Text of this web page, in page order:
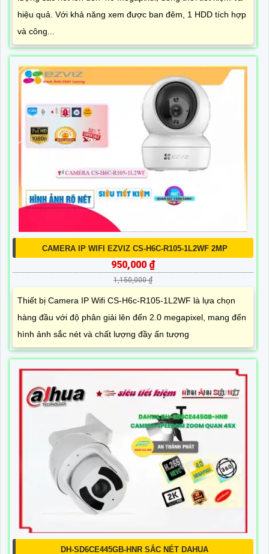
hiệu quả. Với khả năng xem được ban đêm, 1 HDD tích hợp
và công...
CAMERA IP WIFI EZVIZ CS-H6C-R105-1L2WF 2MP
950,000 ₫
1,150,000 ₫
Thiết bị Camera IP Wifi CS-H6c-R105-1L2WF là lựa chọn
hàng đầu với độ phân giải lên đến 2.0 megapixel, mang đến
hình ảnh sắc nét và chất lượng đầy ấn tượng
DH-SD6CE445GB-HNR SẮC NÉT DAHUA